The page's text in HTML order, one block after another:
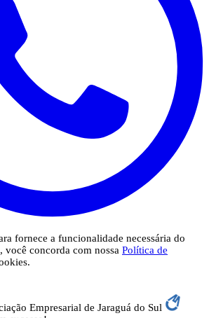
fornece a funcionalidade necessária do
você concorda com nossa Política de
Empresarial de Jaraguá do Sul